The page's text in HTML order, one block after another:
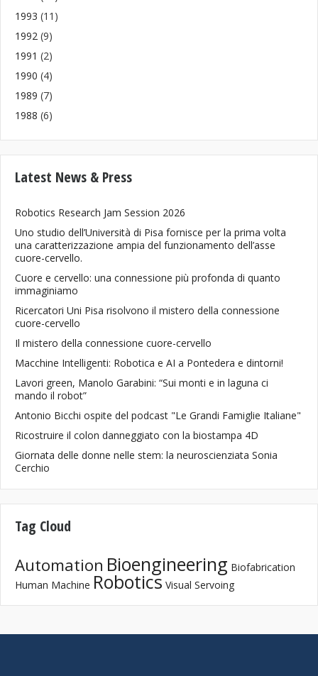
1993 (11)
1992 (9)
1991 (2)
1990 (4)
1989 (7)
1988 (6)
Latest News & Press
Robotics Research Jam Session 2026
Uno studio dell’Università di Pisa fornisce per la prima volta
una caratterizzazione ampia del funzionamento dell’asse
cuore-cervello.
Cuore e cervello: una connessione più profonda di quanto
immaginiamo
Ricercatori Uni Pisa risolvono il mistero della connessione
cuore-cervello
Il mistero della connessione cuore-cervello
Macchine Intelligenti: Robotica e AI a Pontedera e dintorni!
Lavori green, Manolo Garabini: “Sui monti e in laguna ci
mando il robot”
Antonio Bicchi ospite del podcast "Le Grandi Famiglie Italiane"
Ricostruire il colon danneggiato con la biostampa 4D
Giornata delle donne nelle stem: la neuroscienziata Sonia
Cerchio
Tag Cloud
Automation Bioengineering Biofabrication
Human Machine Robotics Visual Servoing